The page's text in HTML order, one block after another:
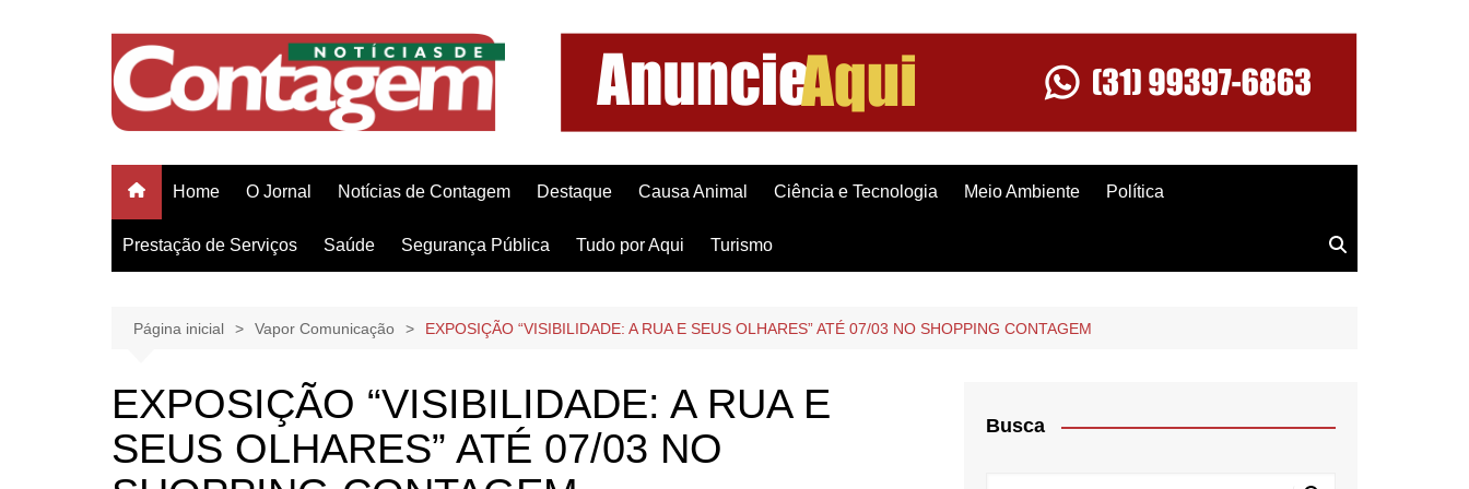
Home O Jornal Notícias de Contagem Destaque Causa Animal Ciência e Tecnologia Meio Ambiente Política
Prestação de Serviços Saúde Segurança Pública Tudo por Aqui Turismo
Página inicial Vapor Comunicação EXPOSIÇÃO “VISIBILIDADE: A RUA E SEUS OLHARES” ATÉ 07/03 NO SHOPPING CONTAGEM
EXPOSIÇÃO “VISIBILIDADE: A RUA E
SEUS OLHARES” ATÉ 07/03 NO
Busca